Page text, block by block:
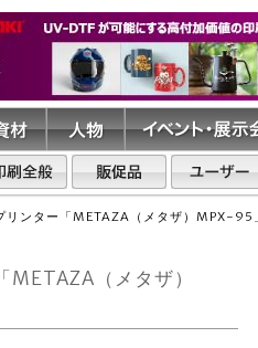
リンター「METAZA（メタザ）MPX-
（メタザ）